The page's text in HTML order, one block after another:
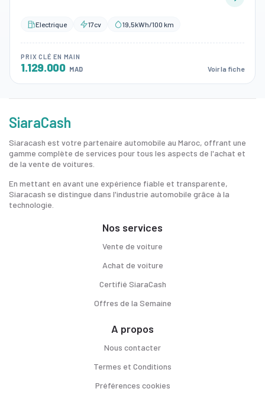
Electrique 17cv 19,5kWh/100 km
PRIX CLÉ EN MAIN
1.129.000 MAD Voir la fiche
SiaraCash
Siaracash est votre partenaire automobile au Maroc, offrant une
gamme complète de services pour tous les aspects de l'achat et
de la vente de voitures.
En mettant en avant une expérience fiable et transparente,
Siaracash se distingue dans l'industrie automobile grâce à la
technologie.
Nos services
Vente de voiture
Achat de voiture
Certifié SiaraCash
Offres de la Semaine
A propos
Nous contacter
Termes et Conditions
Préférences cookies